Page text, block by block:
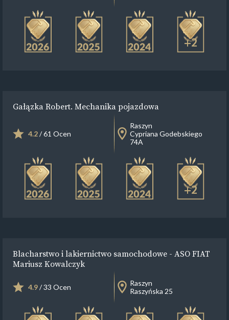
+2
Gałązka Robert. Mechanika pojazdowa
4.2/ 61 Ocen
Raszyn
Cypriana Godebskiego
74A
+2
Blacharstwo i lakiernictwo samochodowe - ASO FIAT
Mariusz Kowalczyk
4.9/ 33 Ocen
Raszyn
Raszyńska 25